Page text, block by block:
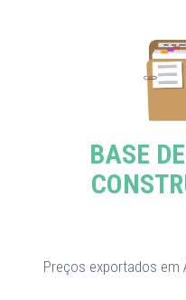
BASE
Preços exportados em